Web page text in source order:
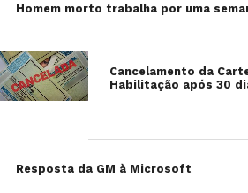
Homem morto trabalha por uma
Cancelamento da
Habilitação após 30
Resposta da GM à Microsoft